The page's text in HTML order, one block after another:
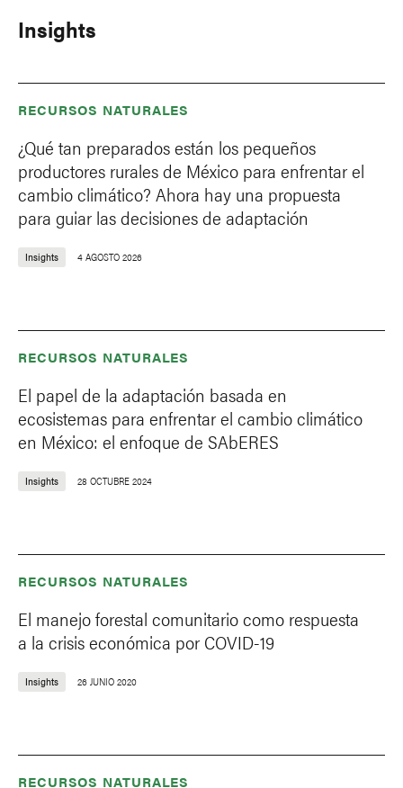
Insights
RECURSOS NATURALES
¿Qué tan preparados están los pequeños
productores rurales de México para enfrentar el
cambio climático? Ahora hay una propuesta
para guiar las decisiones de adaptación
Insights 4 AGOSTO 2026
RECURSOS NATURALES
El papel de la adaptación basada en
ecosistemas para enfrentar el cambio climático
en México: el enfoque de SAbERES
Insights 28 OCTUBRE 2024
RECURSOS NATURALES
El manejo forestal comunitario como respuesta
a la crisis económica por COVID-19
Insights 26 JUNIO 2020
RECURSOS NATURALES